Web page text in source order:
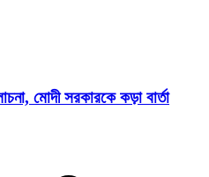
মোদী সরকারকে কড়া বার্তা